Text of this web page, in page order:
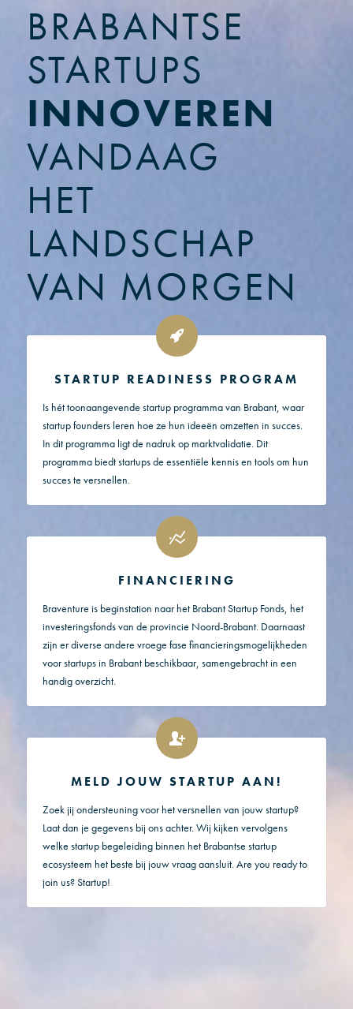
BRABANTSE
STARTUPS
INNOVEREN
VANDAAG
HET
LANDSCHAP
VAN MORGEN
STARTUP READINESS PROGRAM
Is hét toonaangevende startup programma van Brabant, waar
startup founders leren hoe ze hun ideeën omzetten in succes.
In dit programma ligt de nadruk op marktvalidatie. Dit
programma biedt startups de essentiële kennis en tools om hun
succes te versnellen.
FINANCIERING
Braventure is beginstation naar het Brabant Startup Fonds, het
investeringsfonds van de provincie Noord-Brabant. Daarnaast
zijn er diverse andere vroege fase financieringsmogelijkheden
voor startups in Brabant beschikbaar, samengebracht in een
handig overzicht.
MELD JOUW STARTUP AAN!
Zoek jij ondersteuning voor het versnellen van jouw startup?
Laat dan je gegevens bij ons achter. Wij kijken vervolgens
welke startup begeleiding binnen het Brabantse startup
ecosysteem het beste bij jouw vraag aansluit. Are you ready to
join us? Startup!